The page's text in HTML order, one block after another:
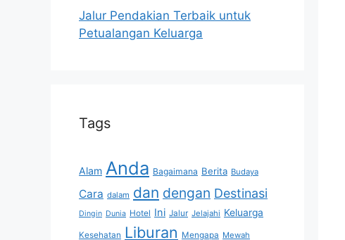
Jalur Pendakian Terbaik untuk
Petualangan Keluarga
Tags
Alam Anda Bagaimana Berita Budaya
Cara dalam dan dengan Destinasi
Dingin Dunia Hotel Ini Jalur Jelajahi Keluarga
Kesehatan Liburan Mengapa Mewah